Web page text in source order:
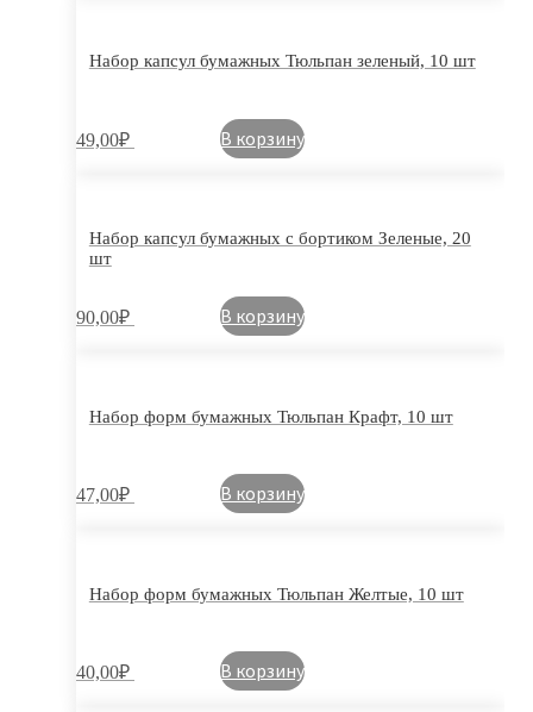
Набор капсул бумажных Тюльпан зеленый, 10 шт
49,00₽ В корзину
Набор капсул бумажных с бортиком Зеленые, 20
шт
90,00₽ В корзину
Набор форм бумажных Тюльпан Крафт, 10 шт
47,00₽ В корзину
Набор форм бумажных Тюльпан Желтые, 10 шт
40,00₽ В корзину